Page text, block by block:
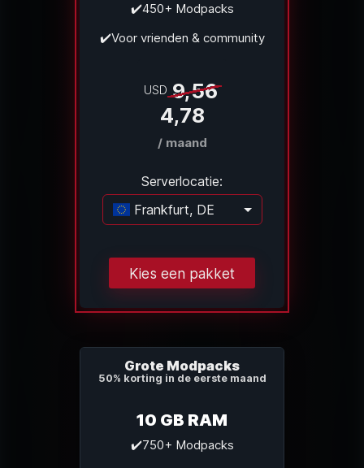
✔️450+ Modpacks
✔️Voor vrienden & community
USD 9,56
4,78
/ maand
Serverlocatie:
Frankfurt, DE
Laden...
Kies een pakket
Grote Modpacks
50% korting in de eerste maand
10 GB RAM
✔️750+ Modpacks